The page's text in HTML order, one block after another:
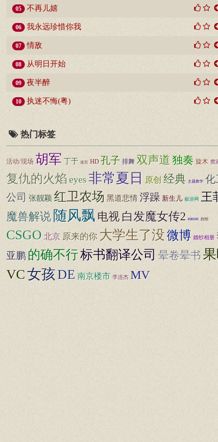
05 不再儿嬉
06 我永远珍惜你我
07 情敌
08 从明日开始
09 夜半醉
10 执迷不悔(粤)
热门标签
活动/现场 胡军 丁于 迷宫 HD 孔子 排舞 双声道 独奏 旋木 窦
复仇的火焰eyes非常夏日 原创 经典 主题教学 化
公司 张靓颖 红卫农场 黑道悲情 浮躁 新生儿 极游网 王
魔兽解说 随风飘 电视 白发魔女传2 eason 自拍
CSGO 北京 原来的你 大学生了没微博 婚纱相册
亚鹏 的确不行标书翻译公司 晕卷晕书
VC女孩DE 南京楼市 李连杰 MV